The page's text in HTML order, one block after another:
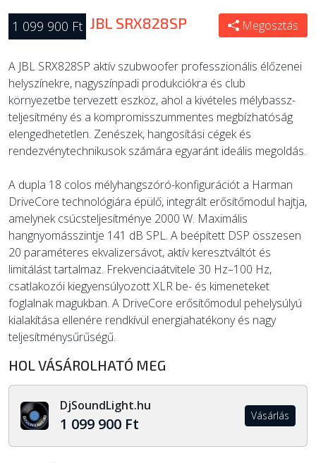
1 099 900 Ft JBL SRX828SP Megosztás
A JBL SRX828SP aktív szubwoofer professzionális élőzenei
helyszínekre, nagyszínpadi produkciókra és club
környezetbe tervezett eszköz, ahol a kivételes mélybassz-
teljesítmény és a kompromisszummentes megbízhatóság
elengedhetetlen. Zenészek, hangosítási cégek és
rendezvénytechnikusok számára egyaránt ideális megoldás.
A dupla 18 colos mélyhangszóró-konfigurációt a Harman
DriveCore technológiára épülő, integrált erősítőmodul hajtja,
amelynek csúcsteljesítménye 2000 W. Maximális
hangnyomásszintje 141 dB SPL. A beépített DSP összesen
20 paraméteres ekvalizersávot, aktív keresztváltót és
limitálást tartalmaz. Frekvenciaátvitele 30 Hz–100 Hz,
csatlakozói kiegyensúlyozott XLR be- és kimeneteket
foglalnak magukban. A DriveCore erősítőmodul pehelysúlyú
kialakítása ellenére rendkívül energiahatékony és nagy
teljesítménysűrűségű.
HOL VÁSÁROLHATÓ MEG
DjSoundLight.hu
1 099 900 Ft Vásárlás